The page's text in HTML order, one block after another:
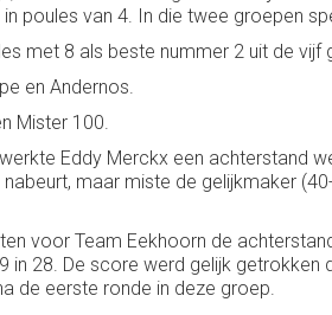
poules van 4. In die twee groepen
met 8 als beste nummer 2 uit de vijf
en Andernos.
Mister 100.
Eddy Merckx een achterstand
maar miste de gelijkmaker
voor Team Eekhoorn de
in 28. De score werd gelijk
de eerste ronde in deze groep.